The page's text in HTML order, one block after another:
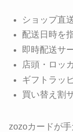
ショップ直
配送日時を
即時配送サ
店頭・ロッ
ギフトラッ
買い替え割
zozoカードが